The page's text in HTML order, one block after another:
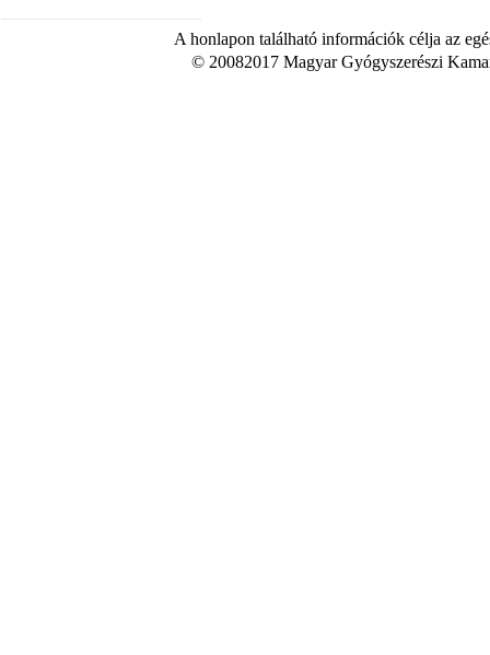
A honlapon található információk célja az
© 20082017 Magyar Gyógyszerészi